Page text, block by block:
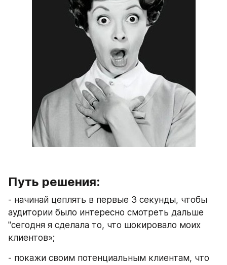
Путь решения:
- начинай цеплять в первые 3 секунды, чтобы
аудитории было интересно смотреть дальше
"сегодня я сделала то, что шокировало моих
клиентов»;
- покажи своим потенциальным клиентам, что